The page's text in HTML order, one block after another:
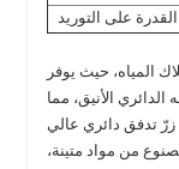
القدرة على التوريد
المياه، حيث يوفر
الأنيق، مما
تدفق دائري عالي
من مواد متينة،